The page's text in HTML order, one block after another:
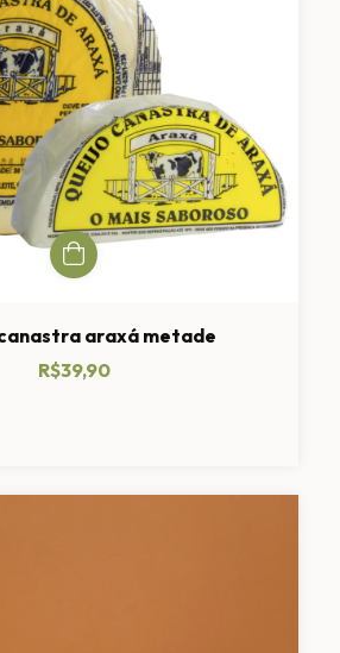
araxá metade
R$39,90